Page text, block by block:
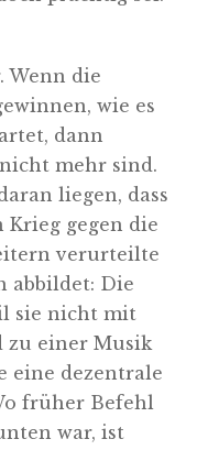
Wenn die
wie es
dann
mehr sind.
liegen, dass
Krieg gegen die
verurteilte
abbildet: Die
sie nicht mit
zu einer Musik
eine dezentrale
früher Befehl
war, ist